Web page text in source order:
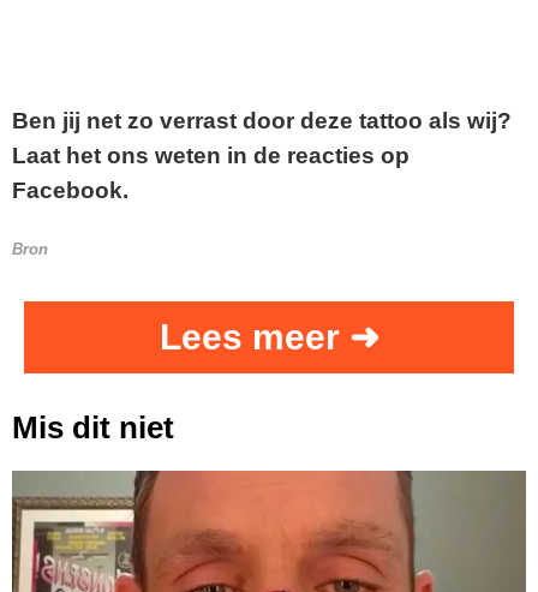
Ben jij net zo verrast door deze tattoo als wij?
Laat het ons weten in de reacties op
Facebook.
Bron
Lees meer ➜
Mis dit niet